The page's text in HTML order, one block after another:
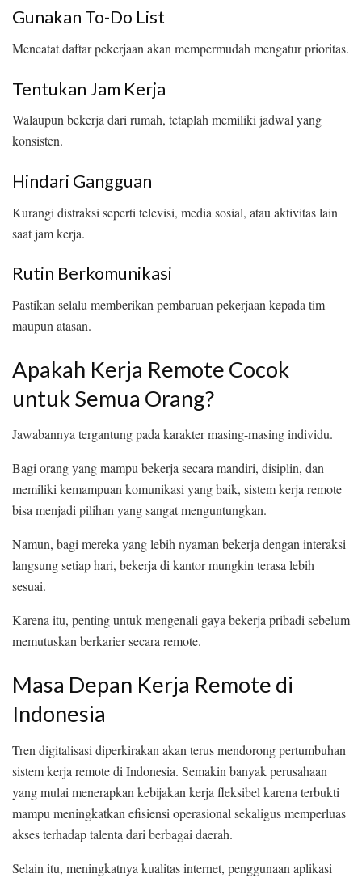
Gunakan To-Do List
Mencatat daftar pekerjaan akan mempermudah mengatur prioritas.
Tentukan Jam Kerja
Walaupun bekerja dari rumah, tetaplah memiliki jadwal yang
konsisten.
Hindari Gangguan
Kurangi distraksi seperti televisi, media sosial, atau aktivitas lain
saat jam kerja.
Rutin Berkomunikasi
Pastikan selalu memberikan pembaruan pekerjaan kepada tim
maupun atasan.
Apakah Kerja Remote Cocok
untuk Semua Orang?
Jawabannya tergantung pada karakter masing-masing individu.
Bagi orang yang mampu bekerja secara mandiri, disiplin, dan
memiliki kemampuan komunikasi yang baik, sistem kerja remote
bisa menjadi pilihan yang sangat menguntungkan.
Namun, bagi mereka yang lebih nyaman bekerja dengan interaksi
langsung setiap hari, bekerja di kantor mungkin terasa lebih
sesuai.
Karena itu, penting untuk mengenali gaya bekerja pribadi sebelum
memutuskan berkarier secara remote.
Masa Depan Kerja Remote di
Indonesia
Tren digitalisasi diperkirakan akan terus mendorong pertumbuhan
sistem kerja remote di Indonesia. Semakin banyak perusahaan
yang mulai menerapkan kebijakan kerja fleksibel karena terbukti
mampu meningkatkan efisiensi operasional sekaligus memperluas
akses terhadap talenta dari berbagai daerah.
Selain itu, meningkatnya kualitas internet, penggunaan aplikasi